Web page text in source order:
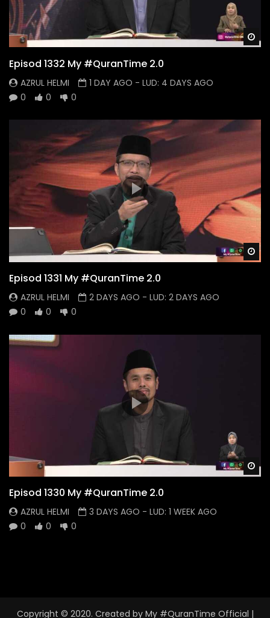
Episod 1332 My #QuranTime 2.0
AZRUL HELMI 1 DAY AGO - LUD: 4 DAYS AGO
0
0 0
Episod 1331 My #QuranTime 2.0
AZRUL HELMI 2 DAYS AGO - LUD: 2 DAYS AGO
0
0 0
Episod 1330 My #QuranTime 2.0
AZRUL HELMI 3 DAYS AGO - LUD: 1 WEEK AGO
0
0 0
Copyright © 2020. Created by My #QuranTime Official |